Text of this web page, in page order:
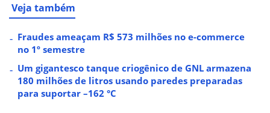
Veja também
Fraudes ameaçam R$ 573 milhões no e-commerce
no 1º semestre
Um gigantesco tanque criogênico de GNL armazena
180 milhões de litros usando paredes preparadas
para suportar –162 °C